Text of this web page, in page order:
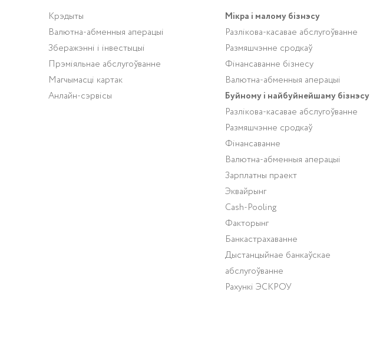
Крэдыты
Валютна-абменныя аперацыі
Зберажэнні і інвестыцыі
Прэміяльнае абслугоўванне
Магчымасці картак
Анлайн-сэрвісы
Мікра і малому бізнэсу
Разлікова-касавае абслугоўванне
Размяшчэнне сродкаў
Фінансаванне бізнесу
Валютна-абменныя аперацыі
Буйному і найбуйнейшаму бізнэсу
Разлікова-касавае абслугоўванне
Размяшчэнне сродкаў
Фінансаванне
Валютна-абменныя аперацыі
Зарплатны праект
Эквайрынг
Cash-Pooling
Факторынг
Банкастрахаванне
Дыстанцыйнае банкаўскае
абслугоўванне
Рахункі ЭСКРОУ